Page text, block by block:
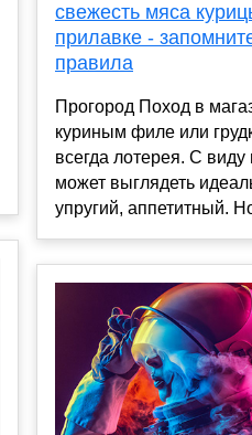
свежесть мяса
прилавке -
правила
Прогород Поход в
куриным филе или
всегда лотерея. С виду
может выглядеть
упругий, аппетитный.